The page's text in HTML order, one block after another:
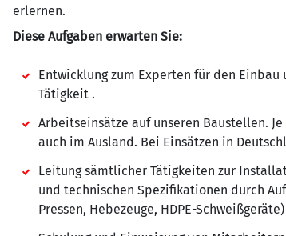
erlernen.
Diese Aufgaben erwarten Sie:
Entwicklung zum Experten für den
Tätigkeit .
Arbeitseinsätze auf unseren Baustellen.
auch im Ausland. Bei Einsätzen in
Leitung sämtlicher Tätigkeiten zur
und technischen Spezifikationen durch
Pressen, Hebezeuge, HDPE-Schweißgeräte)